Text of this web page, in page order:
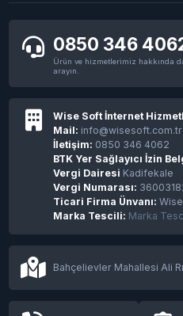
0850 346
Ürün ve hizmetlerimiz hakkında
arayın.
Wise Soft İnternet
Mail: info@wisesoft.com.tr
İletişim: 0850 346 4062
BTK Yer Sağlayıcı İzin
Vergi Dairesi Kadifekale
Vergi Numarası:
Ticari Firma Ünvanı:
Marka Tescili: Marka
Bahçelievler Mahallesi Ali